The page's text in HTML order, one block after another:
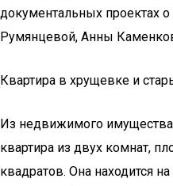
документальных проектах
Румянцевой, Анны
Квартира в хрущевке и
Из недвижимого
квартира из двух комнат,
квадратов. Она находится